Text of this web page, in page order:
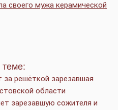
своего мужа керамической
теме:
за решёткой зарезавшая
области
зарезавшую сожителя и